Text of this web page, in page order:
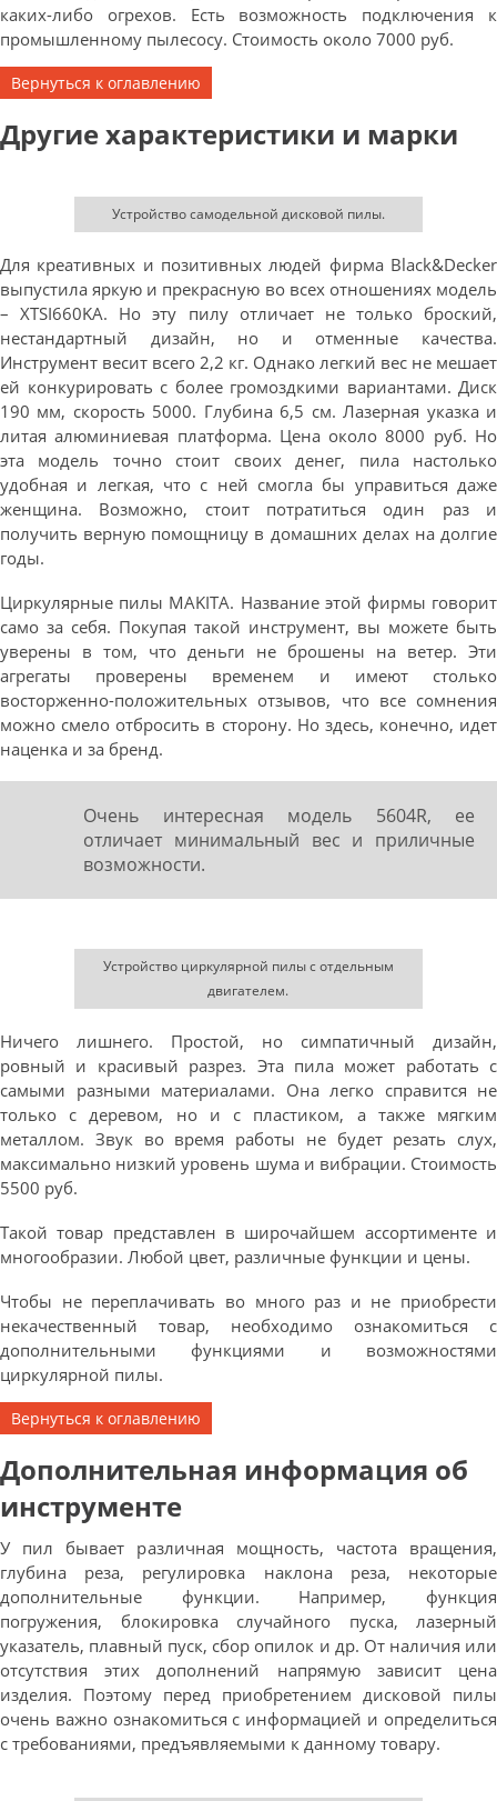
каких-либо огрехов. Есть возможность подключения к
промышленному пылесосу. Стоимость около 7000 руб.
Вернуться к оглавлению
Другие характеристики и марки
Устройство самодельной дисковой пилы.
Для креативных и позитивных людей фирма Black&Decker
выпустила яркую и прекрасную во всех отношениях модель
– XTSI660KA. Но эту пилу отличает не только броский,
нестандартный дизайн, но и отменные качества.
Инструмент весит всего 2,2 кг. Однако легкий вес не мешает
ей конкурировать с более громоздкими вариантами. Диск
190 мм, скорость 5000. Глубина 6,5 см. Лазерная указка и
литая алюминиевая платформа. Цена около 8000 руб. Но
эта модель точно стоит своих денег, пила настолько
удобная и легкая, что с ней смогла бы управиться даже
женщина. Возможно, стоит потратиться один раз и
получить верную помощницу в домашних делах на долгие
годы.
Циркулярные пилы MAKITA. Название этой фирмы говорит
само за себя. Покупая такой инструмент, вы можете быть
уверены в том, что деньги не брошены на ветер. Эти
агрегаты проверены временем и имеют столько
восторженно-положительных отзывов, что все сомнения
можно смело отбросить в сторону. Но здесь, конечно, идет
наценка и за бренд.
Очень интересная модель 5604R, ее
отличает минимальный вес и приличные
возможности.
Устройство циркулярной пилы с отдельным
двигателем.
Ничего лишнего. Простой, но симпатичный дизайн,
ровный и красивый разрез. Эта пила может работать с
самыми разными материалами. Она легко справится не
только с деревом, но и с пластиком, а также мягким
металлом. Звук во время работы не будет резать слух,
максимально низкий уровень шума и вибрации. Стоимость
5500 руб.
Такой товар представлен в широчайшем ассортименте и
многообразии. Любой цвет, различные функции и цены.
Чтобы не переплачивать во много раз и не приобрести
некачественный товар, необходимо ознакомиться с
дополнительными функциями и возможностями
циркулярной пилы.
Вернуться к оглавлению
Дополнительная информация об
инструменте
У пил бывает различная мощность, частота вращения,
глубина реза, регулировка наклона реза, некоторые
дополнительные функции. Например, функция
погружения, блокировка случайного пуска, лазерный
указатель, плавный пуск, сбор опилок и др. От наличия или
отсутствия этих дополнений напрямую зависит цена
изделия. Поэтому перед приобретением дисковой пилы
очень важно ознакомиться с информацией и определиться
с требованиями, предъявляемыми к данному товару.